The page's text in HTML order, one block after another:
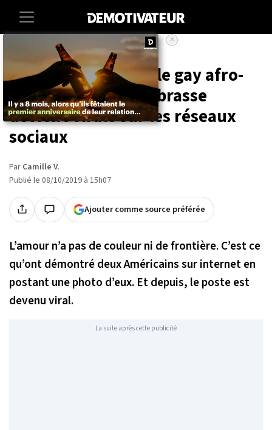
Societe
La photo d'un couple gay afro-
américain qui s'embrasse
devient virale sur les réseaux
sociaux
Par Camille V.
Publié le 08/10/2019 à 15h07
Ajouter comme source préférée
×
L’amour n’a pas de couleur ni de frontière. C’est ce
qu’ont démontré deux Américains sur internet en
postant une photo d’eux. Et depuis, le poste est
devenu viral.
La suite après cette publicité